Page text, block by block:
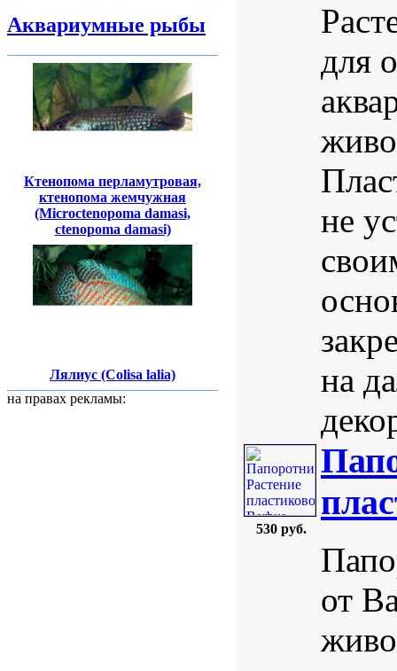
Аквариумные рыбы
Ктенопома перламутровая,
ктенопома жемчужная
(Microctenopoma damasi,
сtenopoma damasi)
Лялиус (Colisa lalia)
на правах рекламы:
для
не
на
530 руб.
от